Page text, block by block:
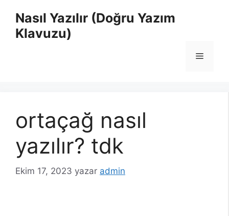
Nasıl Yazılır (Doğru Yazım
Klavuzu)
Menü
ortaçağ nasıl
yazılır? tdk
Ekim 17, 2023 yazar admin